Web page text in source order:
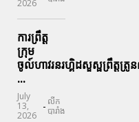
2026
ការព្រឹត្ត
ក្រុម
ចូល៍ហាវរនរហ្គិដសួស្ផព្រឹត្ត
...
July
13,
2026
- លីក
បារាំង